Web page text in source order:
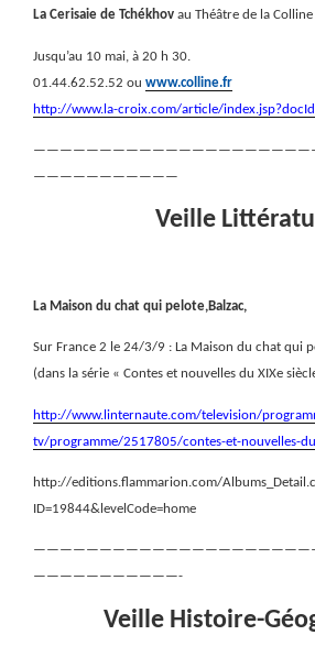
La Cerisaie de Tchékhov au Théâtre de la
Jusqu’au 10 mai, à 20 h 30.
01.44.62.52.52 ou www.colline.fr
http://www.la-croix.com/article/
———————————
Veille
La Maison du chat qui pelote,Balzac,
Sur France 2 le 24/3/9 : La Maison du chat qui
(dans la série « Contes et nouvelles du XIXe
http://www.linternaute.com/television/
tv/programme/2517805/contes-et-nouvelles-
http://editions.flammarion.com/
ID=19844&levelCode=home
———————————-
Veille Histoire-